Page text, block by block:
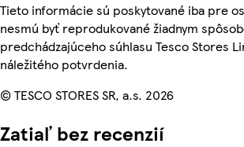
Tieto informácie sú poskytované iba pre
nesmú byť reprodukované žiadnym
predchádzajúceho súhlasu Tesco Stores
náležitého potvrdenia.
© TESCO STORES SR, a.s. 2026
Zatiaľ bez recenzií